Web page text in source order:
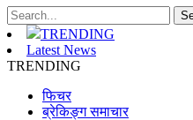
TRENDING
Latest News
TRENDING
फिचर
ब्रेकिङ्ग समाचार